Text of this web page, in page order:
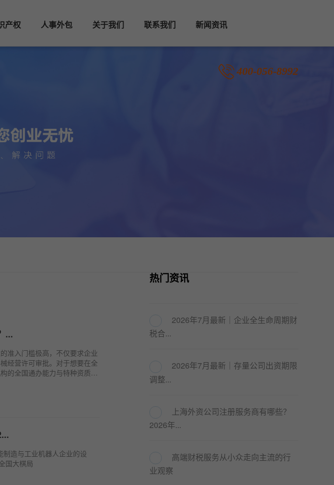
产权 人事外包 关于我们 联系我们 新闻资讯
400-056-8992
...
准入门槛极高，不仅要求企业
经营许可审批。对于想要在全
的全国通办能力与特种资质审
制造与工业机器人企业的设
国大棋局
热门资讯
2026年7月最新｜企业全生命周期财
税合...
2026年7月最新｜存量公司出资期限
调整...
上海外资公司注册服务商有哪些？
2026年...
高端财税服务从小众走向主流的行
业观察